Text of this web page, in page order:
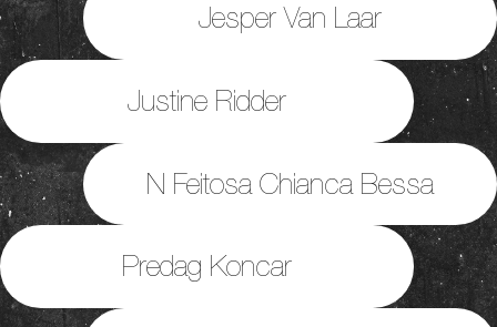
Jesper Van Laar
Justine Ridder
N Feitosa Chianca Bessa
Predag Koncar